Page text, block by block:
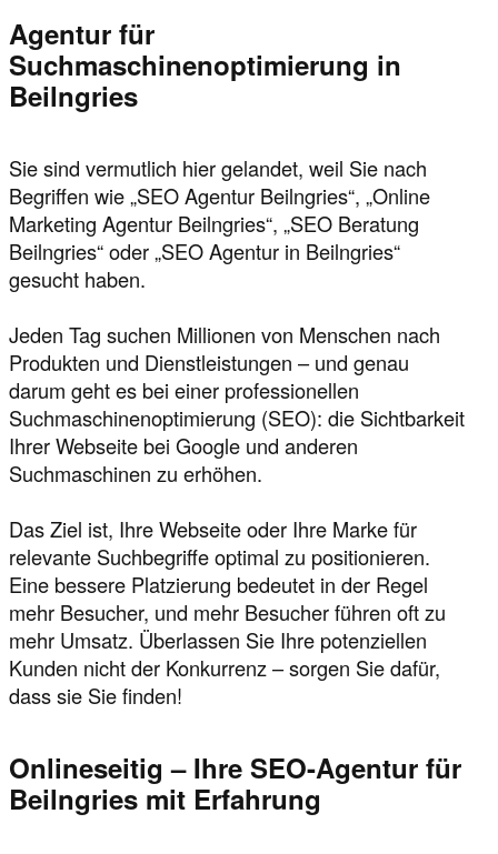
Agentur für
Suchmaschinenoptimierung in
Beilngries
Sie sind vermutlich hier gelandet, weil Sie nach
Begriffen wie „SEO Agentur Beilngries“, „Online
Marketing Agentur Beilngries“, „SEO Beratung
Beilngries“ oder „SEO Agentur in Beilngries“
gesucht haben.
Jeden Tag suchen Millionen von Menschen nach
Produkten und Dienstleistungen – und genau
darum geht es bei einer professionellen
Suchmaschinenoptimierung (SEO): die Sichtbarkeit
Ihrer Webseite bei Google und anderen
Suchmaschinen zu erhöhen.
Das Ziel ist, Ihre Webseite oder Ihre Marke für
relevante Suchbegriffe optimal zu positionieren.
Eine bessere Platzierung bedeutet in der Regel
mehr Besucher, und mehr Besucher führen oft zu
mehr Umsatz. Überlassen Sie Ihre potenziellen
Kunden nicht der Konkurrenz – sorgen Sie dafür,
dass sie Sie finden!
Onlineseitig – Ihre SEO-Agentur für
Beilngries mit Erfahrung